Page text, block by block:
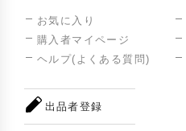
お気に入り
購入者マイページ
ヘルプ(よくある質問)
出品者登録